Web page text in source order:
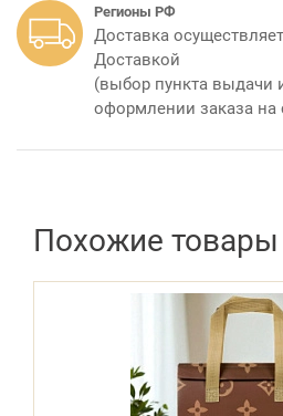
Регионы РФ
Доставка
Доставкой
(выбор пункта выдачи
оформлении заказа на
Похожие товары